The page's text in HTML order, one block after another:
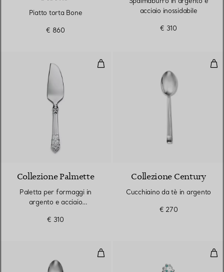
Piatto torta Bone
€ 860
acciaio inossidabile
€ 310
Paletta per formaggi in argento
Collezione Palmette
Paletta per formaggi in
argento e acciaio
€ 310
Collezione Century
Cucchiaino da tè in argento
€ 270
Cucchiaino da tè in argento